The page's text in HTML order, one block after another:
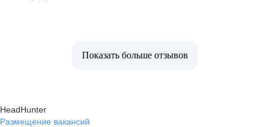
Показать больше отзывов
HeadHunter
Размещение вакансий